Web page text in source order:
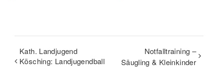
Kath. Landjugend
Kösching: Landjugendball
Notfalltraining –
Säugling & Kleinkinder